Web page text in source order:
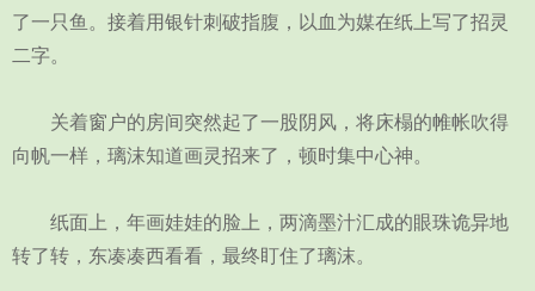
了一只鱼。接着用银针刺破指腹，以血为媒在纸上写了招灵
二字。
关着窗户的房间突然起了一股阴风，将床榻的帷帐吹得
向帆一样，璃沫知道画灵招来了，顿时集中心神。
纸面上，年画娃娃的脸上，两滴墨汁汇成的眼珠诡异地
转了转，东凑凑西看看，最终盯住了璃沫。